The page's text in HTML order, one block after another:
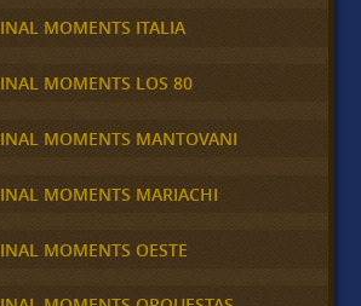
MOMENTS ITALIA
MOMENTS LOS 80
MOMENTS MANTOVANI
MOMENTS MARIACHI
MOMENTS OESTE